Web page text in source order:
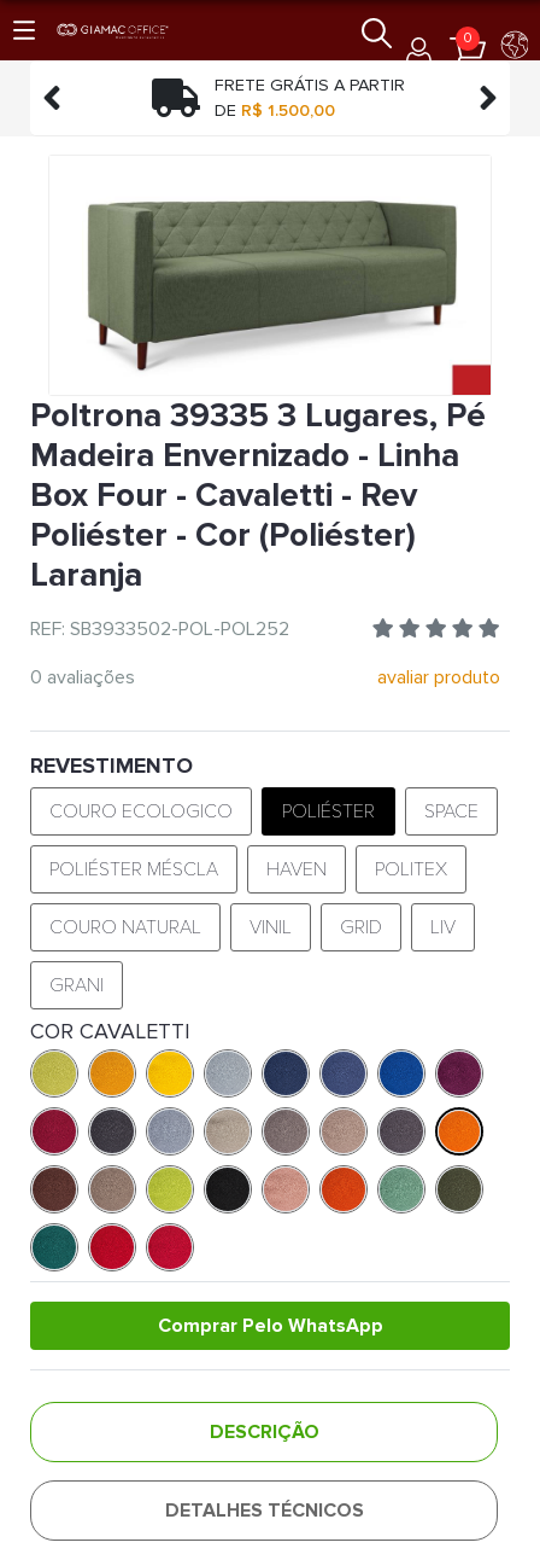
0

FRETE GRÁTIS A PARTIR
DE R$ 1.500,00 
Poltrona 39335 3 Lugares, Pé
Madeira Envernizado - Linha
Box Four - Cavaletti - Rev
Poliéster - Cor (Poliéster)
Laranja
REF: SB3933502-POL-POL252
0 avaliações
avaliar produto
REVESTIMENTO
COURO ECOLOGICO POLIÉSTER SPACE
POLIÉSTER MÉSCLA HAVEN POLITEX
COURO NATURAL VINIL GRID LIV
GRANI
COR CAVALETTI
Comprar Pelo WhatsApp
DESCRIÇÃO
DETALHES TÉCNICOS